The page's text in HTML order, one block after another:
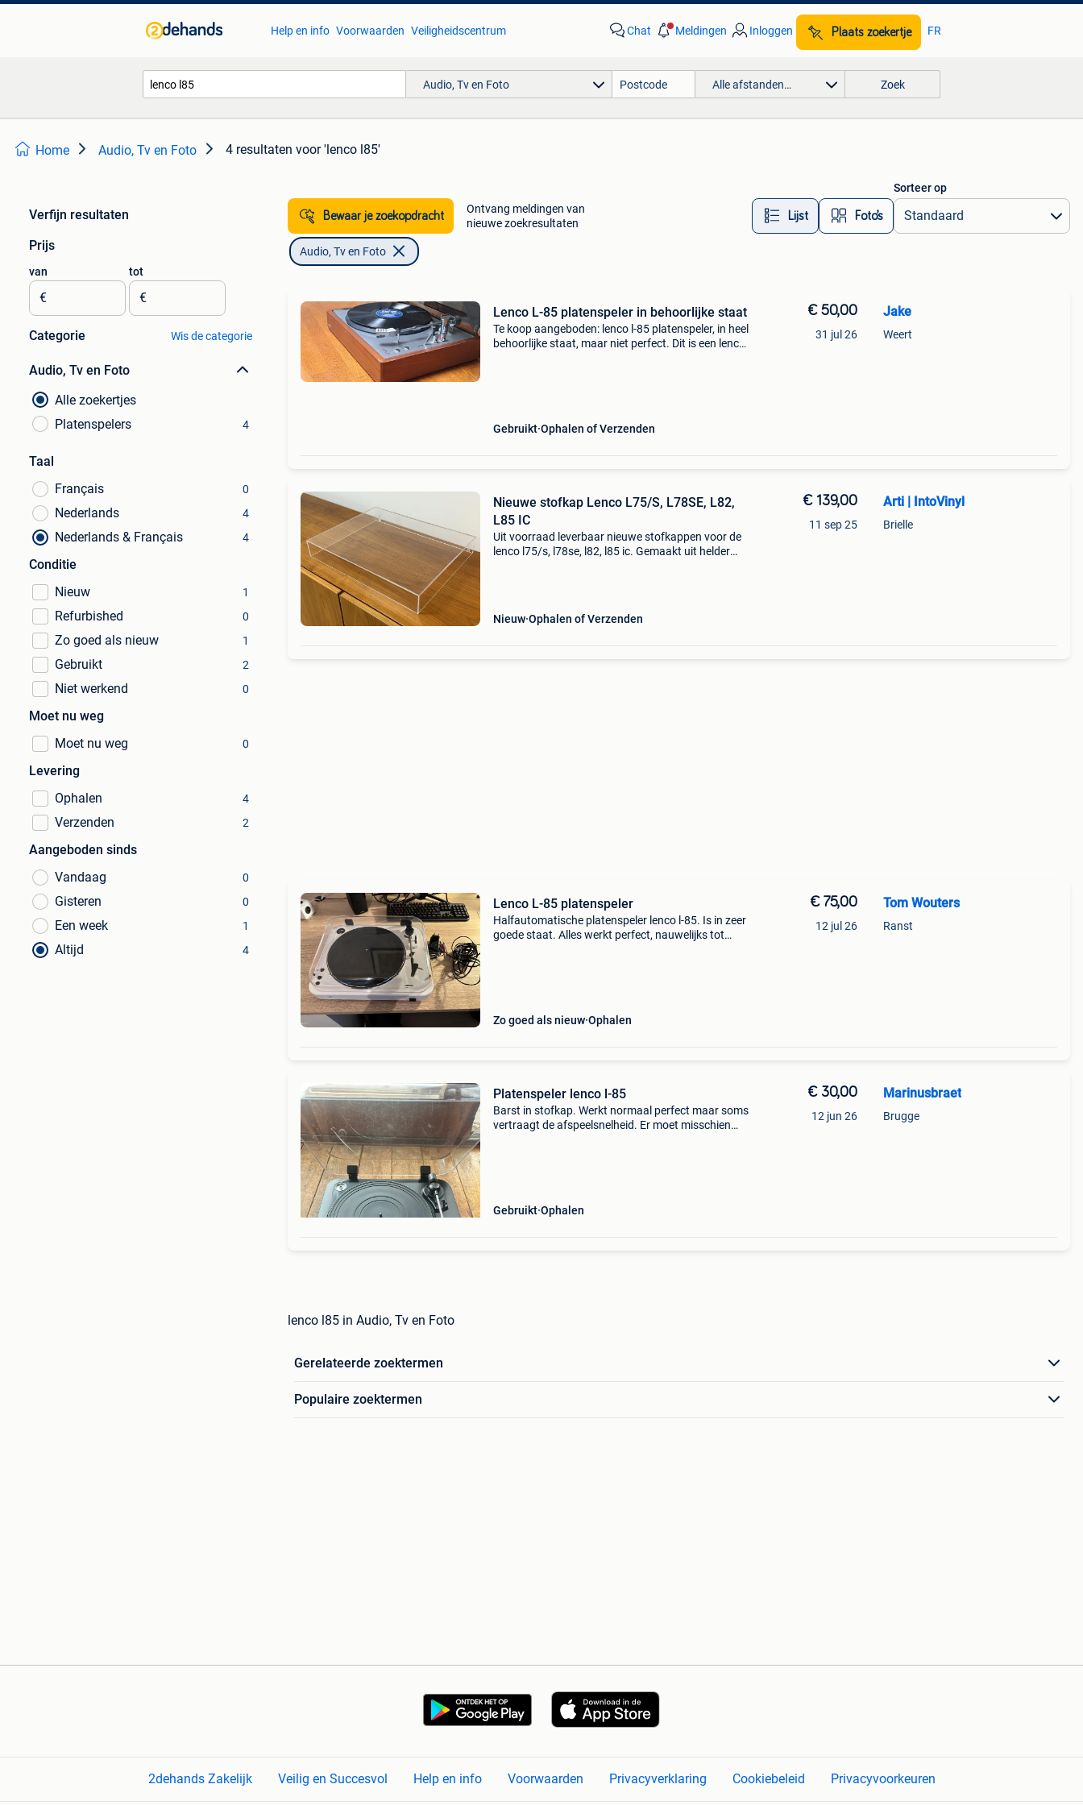
Help en info Voorwaarden Veiligheidscentrum Chat Meldingen Inloggen Plaats zoekertje FR
Audio, Tv en Foto Alle afstanden… Zoek
Home Audio, Tv en Foto 4 resultaten voor 'lenco l85'
Verfijn resultaten
Prijs
van
€
tot
€
Categorie Wis de categorie
Audio, Tv en Foto
Alle zoekertjes
Platenspelers
4
Taal
Français
0
Nederlands 4
Nederlands & Français 4
Conditie
Nieuw
1
Refurbished 0
Zo goed als nieuw 1
Gebruikt 2
Niet werkend 0
Moet nu weg
Moet nu weg
0
Levering
Ophalen
4
Verzenden 2
Aangeboden sinds
Vandaag
0
Gisteren 0
Een week 1
Altijd 4
Bewaar je zoekopdracht
Ontvang meldingen van
nieuwe zoekresultaten
Lijst Foto’s
Sorteer op
Audio, Tv en Foto
Lenco L-85 platenspeler in behoorlijke staat
Te koop aangeboden: lenco l-85 platenspeler, in heel
behoorlijke staat, maar niet perfect. Dit is een lenco
Gebruikt Ophalen of Verzenden
€ 50,00
31 jul 26
Jake
Weert
Nieuwe stofkap Lenco L75/S, L78SE, L82,
L85 IC
Uit voorraad leverbaar nieuwe stofkappen voor de
lenco l75/s, l78se, l82, l85 ic. Gemaakt uit helder
Nieuw Ophalen of Verzenden
€ 139,00
11 sep 25
Arti | IntoVinyl
Brielle
Lenco L-85 platenspeler
Halfautomatische platenspeler lenco l-85. Is in zeer
goede staat. Alles werkt perfect, nauwelijks tot
Zo goed als nieuw Ophalen
€ 75,00
12 jul 26
Tom Wouters
Ranst
Platenspeler lenco l-85
Barst in stofkap. Werkt normaal perfect maar soms
vertraagt de afspeelsnelheid. Er moet misschien
Gebruikt Ophalen
€ 30,00
12 jun 26
Marinusbraet
Brugge
lenco l85 in Audio, Tv en Foto
Gerelateerde zoektermen
Populaire zoektermen
2dehands Zakelijk Veilig en Succesvol Help en info Voorwaarden Privacyverklaring Cookiebeleid Privacyvoorkeuren